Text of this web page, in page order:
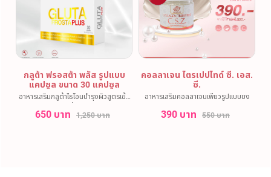
กลูต้า ฟรอสต้า พลัส รูปแบบ
แคปซูล ขนาด 30 แคปซูล
อาหารเสริมกลูต้าไธโอนบำรุงผิวสูตรเข้ม
ข้น
650 บาท 1,250 บาท
คอลลาเจน ไตรเปปไทด์ ซี. เอส.
ซี.
อาหารเสริมคอลลาเจนเพียวรูปแบบชง
390 บาท 550 บาท